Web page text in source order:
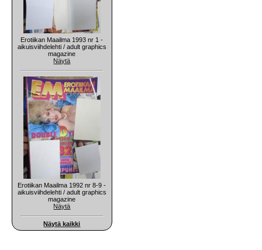
Erotiikan Maailma 1993 nr 1 -
aikuisviihdelehti / adult graphics
magazine
Näytä
Erotiikan Maailma 1992 nr 8-9 -
aikuisviihdelehti / adult graphics
magazine
Näytä
Näytä kaikki